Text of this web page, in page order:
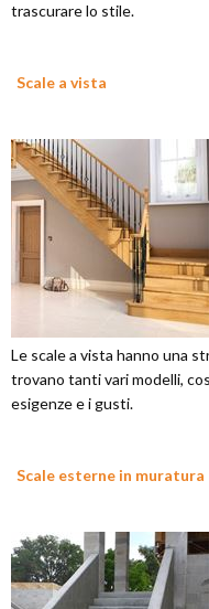
trascurare lo stile.
Scale a vista
Le scale a vista hanno una
trovano tanti vari modelli,
esigenze e i gusti.
Scale esterne in muratura